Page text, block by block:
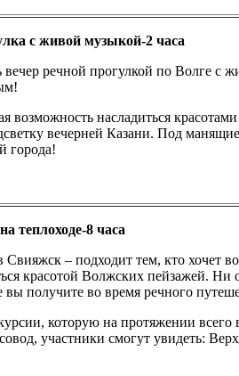
с живой музыкой-2 часа
вечер речной прогулкой по Волге с
возможность насладиться
вечерней Казани. Под
города!
теплоходе-8 часа
Свияжск – подходит тем, кто хочет
красотой Волжских пейзажей. Ни
вы получите во время речного
которую на протяжении всего
участники смогут увидеть: